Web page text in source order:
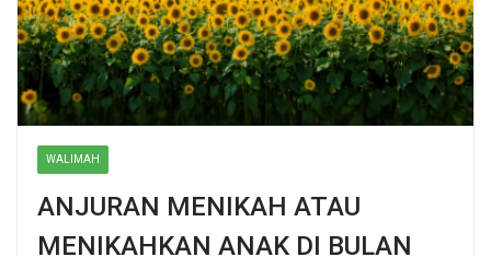
WALIMAH
ANJURAN MENIKAH ATAU
MENIKAHKAN ANAK DI BULAN